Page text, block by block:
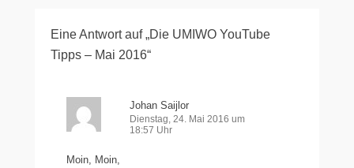
Eine Antwort auf „Die UMIWO YouTube
Tipps – Mai 2016“
Johan Saijlor
Dienstag, 24. Mai 2016 um
18:57 Uhr
Moin, Moin,